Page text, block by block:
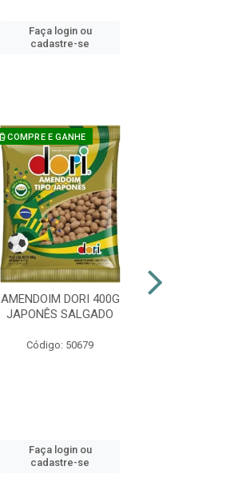
Faça login ou
cadastre-se
COMPRE E GANHE
AMENDOIM DORI 400G
JAPONÊS SALGADO
Código: 50679
Faça login ou
cadastre-se